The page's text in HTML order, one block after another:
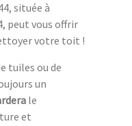
située à
peut vous offrir
votre toit !
tuiles ou de
un
le
et